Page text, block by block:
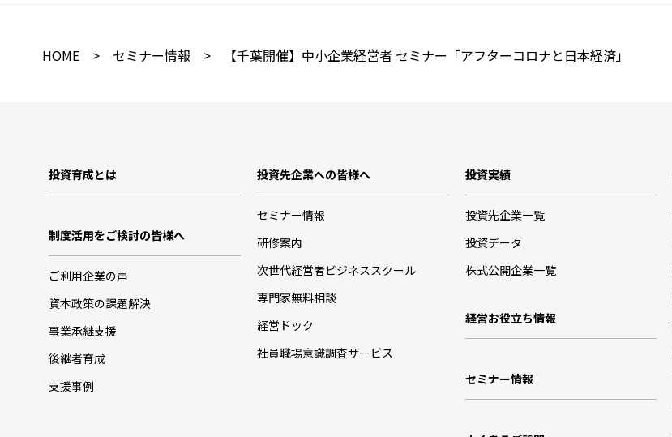
HOME > セミナー情報 > 【千葉開催】中小企業経営者 セミナー「アフターコロナと日本経済」
投資育成とは
制度活用をご検討の皆様へ
ご利用企業の声
資本政策の課題解決
事業承継支援
後継者育成
支援事例
投資先企業への皆様へ
セミナー情報
研修案内
次世代経営者ビジネススクール
専門家無料相談
経営ドック
社員職場意識調査サービス
投資実績
投資先企業一覧
投資データ
株式公開企業一覧
経営お役立ち情報
セミナー情報